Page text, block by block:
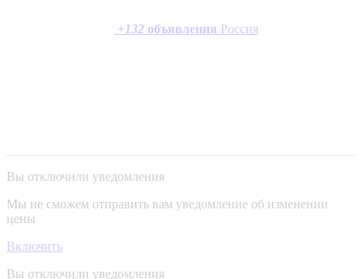
+132 объявления Россия
Вы отключили уведомления
Мы не сможем отправить вам уведомление об изменении
цены
Включить
Вы отключили уведомления